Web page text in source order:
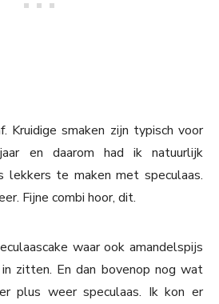
Kruidige smaken zijn typisch voor
en daarom had ik natuurlijk
lekkers te maken met speculaas.
Fijne combi hoor, dit.
waar ook amandelspijs
zitten. En dan bovenop nog wat
plus weer speculaas. Ik kon er